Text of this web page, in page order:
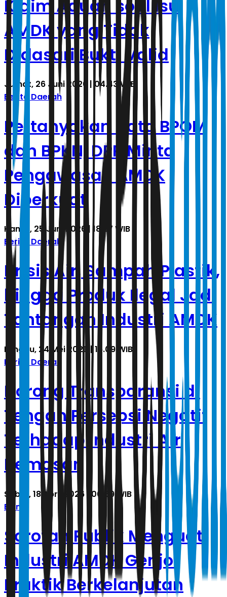
Klaim Aduan soal Isu
AMDK yang Tidak
Didasari Bukti Valid
Jumat, 26 Juni 2026 | 04.43 WIB
Berita Daerah
Pertanyakan Data BPOM
dan BPKN, DPR Minta
Pengawasan AMDK
Diperkuat
Kamis, 25 Juni 2026 | 18.27 WIB
Berita Daerah
Krisis Air, Sampah Plastik,
hingga Produk Ilegal Jadi
Tantangan Industri AMDK
Minggu, 24 Mei 2026 | 16.09 WIB
Berita Daerah
Dorong Transparansi di
Tengah Persepsi Negatif
Terhadap Industri Air
Kemasan
Sabtu, 18 April 2026 | 00.59 WIB
Bisnis
Sorotan Publik Menguat,
Industri AMDK Genjot
Praktik Berkelanjutan